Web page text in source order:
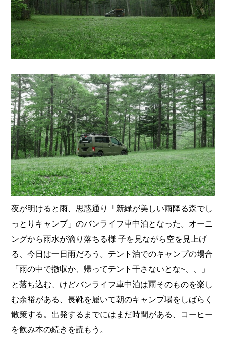
夜が明けると雨、思惑通り「新緑が美しい雨降る森でし
っとりキャンプ」のバンライフ車中泊となった。オーニ
ングから雨水が滴り落ちる様 子を見ながら空を見上げ
る、今日は一日雨だろう。テント泊でのキャンプの場合
「雨の中で撤収か、帰ってテント干さないとな~、、」
と落ち込む、けどバンライフ車中泊は雨そのものを楽し
む余裕がある、長靴を履いて朝のキャンプ場をしばらく
散策する。出発するまでにはまだ時間がある、コーヒー
を飲み本の続きを読もう。